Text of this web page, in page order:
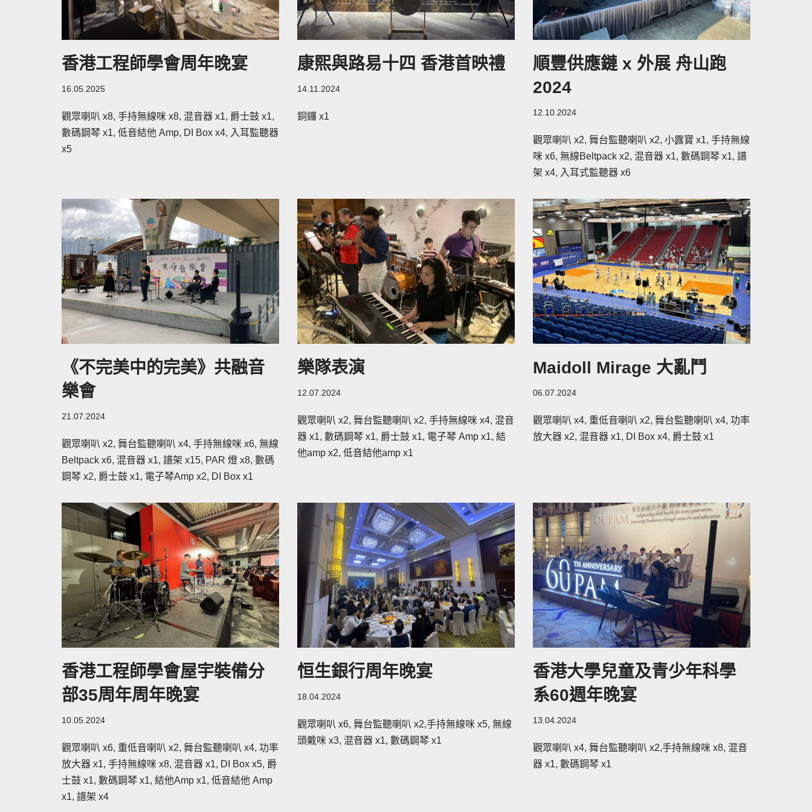
香港工程師學會周年晚宴
16.05.2025
觀眾喇叭 x8, 手持無線咪 x8, 混音器 x1, 爵士鼓 x1,
數碼鋼琴 x1, 低音結他 Amp​, DI Box x4, 入耳監聽器
x5
康熙與路易十四 香港首映禮
14.11.2024
銅鑼 x1
順豐供應鏈 x 外展 舟山跑
2024
12.10.2024
觀眾喇叭 x2, 舞台監聽喇叭 x2, 小露寶 x1, 手持無線
咪 x6, 無線Beltpack x2, 混音器 x1, 數碼鋼琴 x1, 譜
架 x4, 入耳式監聽器 x6
《不完美中的完美》共融音
樂會
21.07.2024
觀眾喇叭 x2, 舞台監聽喇叭 x4, 手持無線咪 x6, 無線
Beltpack x6, 混音器 x1, 譜架 x15, PAR 燈 x8, 數碼
鋼琴 x2, 爵士鼓 x1, 電子琴Amp x2, DI Box x1
樂隊表演
12.07.2024
觀眾喇叭 x2, 舞台監聽喇叭 x2, 手持無線咪 x4, 混音
器 x1, 數碼鋼琴 x1, 爵士鼓 x1, 電子琴 Amp x1, 結
他amp x2, 低音結他amp x1
Maidoll Mirage 大亂鬥
06.07.2024
觀眾喇叭 x4, 重低音喇叭 x2, 舞台監聽喇叭 x4, 功率
放大器 x2, 混音器 x1, DI Box x4, 爵士鼓 x1
香港工程師學會屋宇裝備分
部35周年周年晚宴
10.05.2024
觀眾喇叭 x6, 重低音喇叭 x2, 舞台監聽喇叭 x4, 功率
放大器 x1, 手持無線咪 x8, 混音器 x1, DI Box x5, 爵
士鼓 x1, 數碼鋼琴 x1, 結他Amp x1, 低音結他 Amp
x1, 譜架 x4
恒生銀行周年晚宴
18.04.2024
觀眾喇叭 x6, 舞台監聽喇叭 x2,手持無線咪 x5, 無線
頭戴咪 x3, 混音器 x1, 數碼鋼琴 x1
香港大學兒童及青少年科學
系60週年晚宴
13.04.2024
觀眾喇叭 x4, 舞台監聽喇叭 x2,手持無線咪 x8, 混音
器 x1, 數碼鋼琴 x1